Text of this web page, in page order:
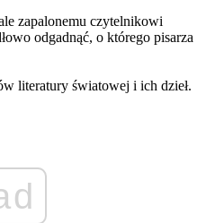
zapalonemu czytelnikowi
odgadnąć, o którego pisarza
literatury światowej i ich dzieł.